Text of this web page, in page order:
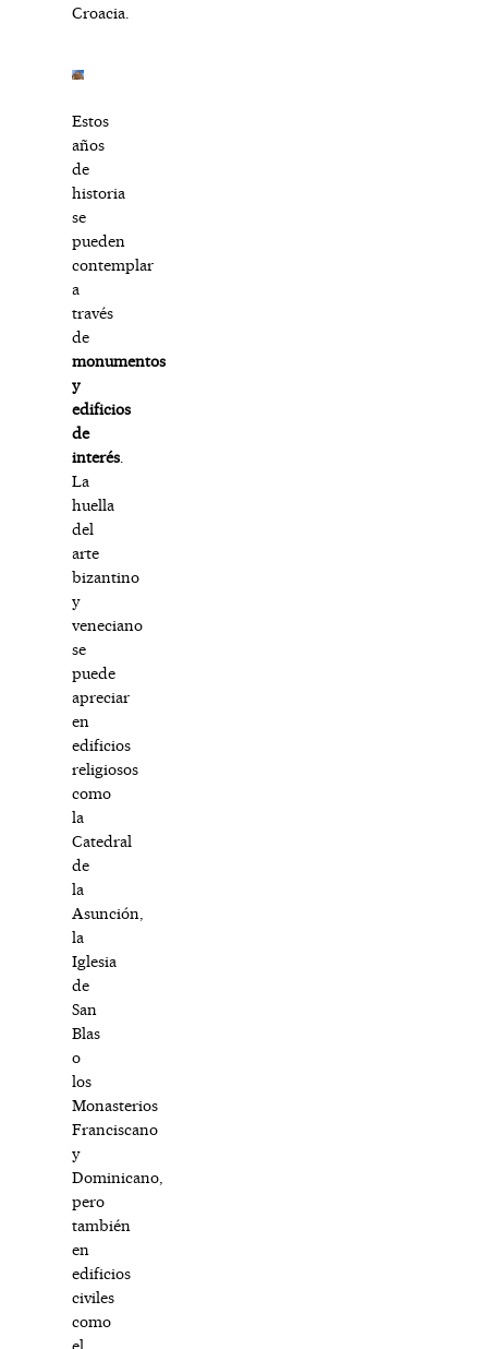
Croacia.
Estos
años
de
historia
se
pueden
contemplar
a
través
de
monumentos
y
edificios
de
interés
La
huella
del
arte
bizantino
y
veneciano
se
puede
apreciar
en
edificios
religiosos
como
la
Catedral
de
la
Asunción,
la
Iglesia
de
San
Blas
o
los
Monasterios
Franciscano
y
Dominicano,
pero
también
en
edificios
civiles
como
el